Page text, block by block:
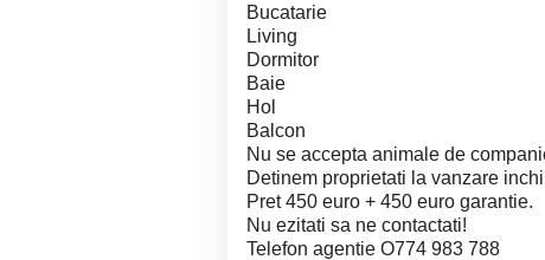
Bucatarie
Living
Dormitor
Baie
Hol
Balcon
Nu se accepta animale de
Detinem proprietati la vanzare
Pret 450 euro + 450 euro garantie.
Nu ezitati sa ne contactati!
Telefon agentie O774 983 788